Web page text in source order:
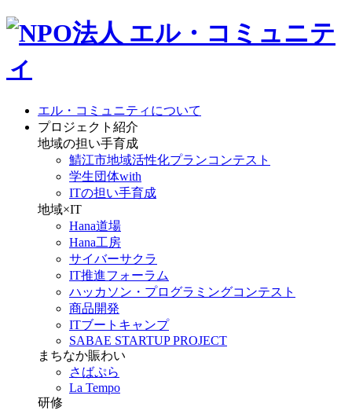
エル・コミュニティについて
プロジェクト紹介
地域の担い手育成
鯖江市地域活性化プランコンテスト
学生団体with
ITの担い手育成
地域×IT
Hana道場
Hana工房
サイバーサクラ
IT推進フォーラム
ハッカソン・プログラミングコンテスト
商品開発
ITブートキャンプ
SABAE STARTUP PROJECT
まちなか賑わい
さばぷら
La Tempo
研修